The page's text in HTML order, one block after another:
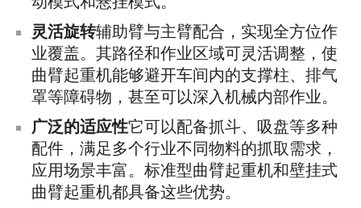
灵活旋转辅助臂与主臂配合，实现全方位作
业覆盖。其路径和作业区域可灵活调整，使
曲臂起重机能够避开车间内的支撑柱、排气
罩等障碍物，甚至可以深入机械内部作业。
广泛的适应性它可以配备抓斗、吸盘等多种
配件，满足多个行业不同物料的抓取需求，
应用场景丰富。标准型曲臂起重机和壁挂式
曲臂起重机都具备这些优势。